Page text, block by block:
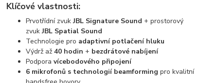
Klíčové vlastnosti:
Prvotřídní zvukJBL Signature Sound + prostorový
zvukJBL Spatial Sound
Technologie pro adaptivní potlačení hluku
Výdrž až40 hodin + bezdrátové nabíjení
Podpora vícebodového připojení
6 mikrofonů s technologií beamforming pro kvalitní